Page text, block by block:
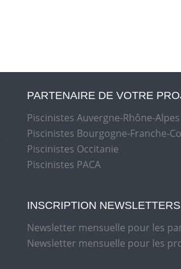
PARTENAIRE DE VOTRE
Piscinistes Auvergne-Rhône-Alpes
Piscinistes Bourgogne-Franche-
Piscinistes Occitanie
Piscinistes PACA
INSCRIPTION NEWSLETTERS
Newsletter mensuelle pour les
Newsletter mensuelle pour les